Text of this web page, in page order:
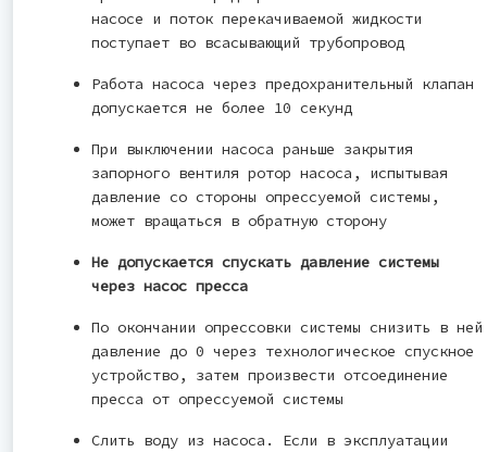
насосе и поток перекачиваемой жидкости
поступает во всасывающий трубопровод
Работа насоса через предохранительный клапан
допускается не более 10 секунд
При выключении насоса раньше закрытия
запорного вентиля ротор насоса, испытывая
давление со стороны опрессуемой системы,
может вращаться в обратную сторону
Не допускается спускать давление системы
через насос пресса
По окончании опрессовки системы снизить в ней
давление до 0 через технологическое спускное
устройство, затем произвести отсоединение
пресса от опрессуемой системы
Слить воду из насоса. Если в эксплуатации